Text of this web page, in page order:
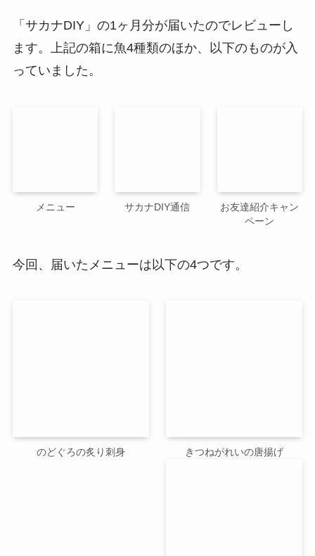
「サカナDIY」の1ヶ月分が届いたのでレビューし
ます。上記の箱に魚4種類のほか、以下のものが入
っていました。
メニュー サカナDIY通信
お友達紹介キャン
ペーン
今回、届いたメニューは以下の4つです。
のどぐろの炙り刺身 きつねがれいの唐揚げ